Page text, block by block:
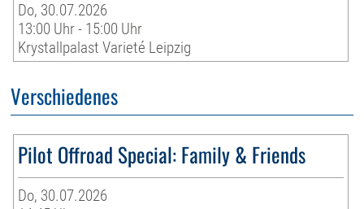
Do, 30.07.2026
13:00 Uhr - 15:00 Uhr
Krystallpalast Varieté Leipzig
Verschiedenes
Pilot Offroad Special: Family & Friends
Do, 30.07.2026